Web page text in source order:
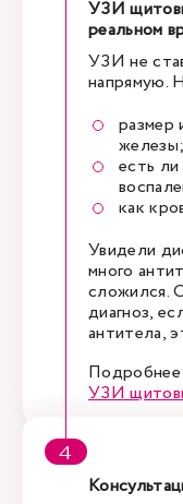
УЗИ
реальном
УЗИ не
напрямую.
размер
железы;
есть
как
Увидели
много
сложился.
диагноз,
антитела,
Подробнее
УЗИ